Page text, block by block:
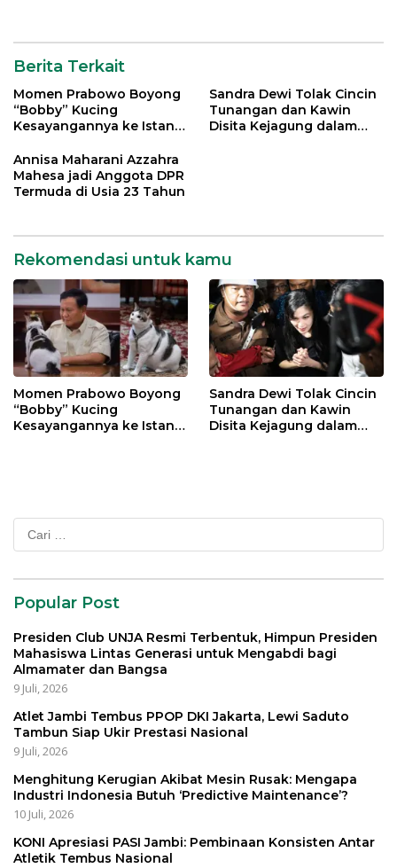
Berita Terkait
Momen Prabowo Boyong
“Bobby” Kucing
Kesayangannya ke Istana
Sandra Dewi Tolak Cincin
Tunangan dan Kawin
Disita Kejagung dalam
Annisa Maharani Azzahra
Mahesa jadi Anggota DPR
Termuda di Usia 23 Tahun
Rekomendasi untuk kamu
Momen Prabowo Boyong
“Bobby” Kucing
Kesayangannya ke Istana
Sandra Dewi Tolak Cincin
Tunangan dan Kawin
Disita Kejagung dalam
Cari
untuk:
Popular Post
Presiden Club UNJA Resmi Terbentuk, Himpun Presiden
Mahasiswa Lintas Generasi untuk Mengabdi bagi
Almamater dan Bangsa
9 Juli, 2026
Atlet Jambi Tembus PPOP DKI Jakarta, Lewi Saduto
Tambun Siap Ukir Prestasi Nasional
9 Juli, 2026
Menghitung Kerugian Akibat Mesin Rusak: Mengapa
Industri Indonesia Butuh ‘Predictive Maintenance’?
10 Juli, 2026
KONI Apresiasi PASI Jambi: Pembinaan Konsisten Antar
Atletik Tembus Nasional